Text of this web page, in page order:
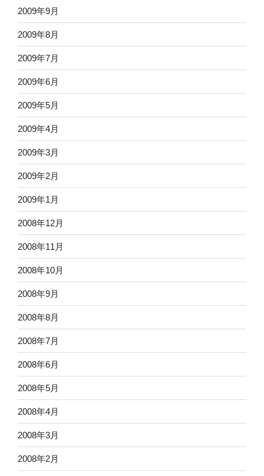
2009年9月
2009年8月
2009年7月
2009年6月
2009年5月
2009年4月
2009年3月
2009年2月
2009年1月
2008年12月
2008年11月
2008年10月
2008年9月
2008年8月
2008年7月
2008年6月
2008年5月
2008年4月
2008年3月
2008年2月